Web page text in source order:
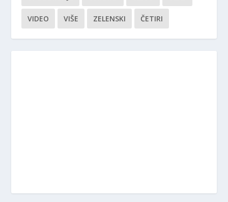
VIDEO VIŠE ZELENSKI ČETIRI